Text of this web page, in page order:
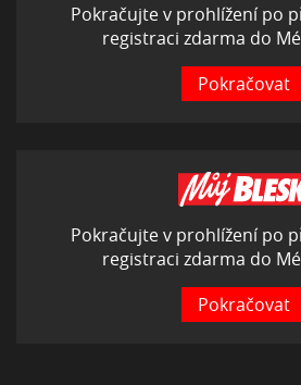
Pokračujte v prohlížení po
registraci zdarma do
Pokračovat
Pokračujte v prohlížení po
registraci zdarma do
Pokračovat